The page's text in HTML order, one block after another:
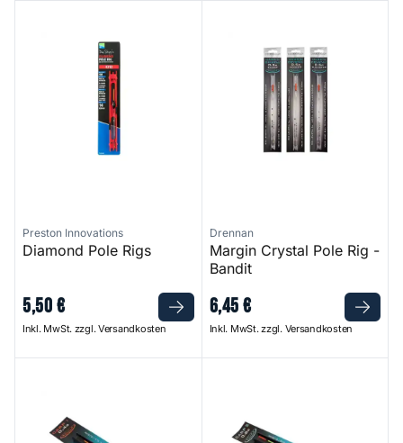
Preston Innovations
Diamond Pole Rigs
5,50€
Inkl. MwSt. zzgl. Versandkosten
Drennan
Margin Crystal Pole Rig -
Bandit
6,45€
Inkl. MwSt. zzgl. Versandkosten